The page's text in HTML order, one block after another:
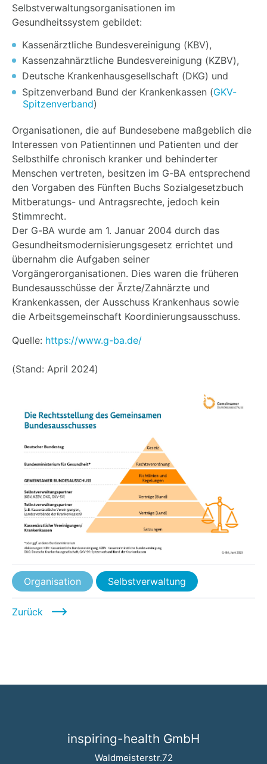
Selbstverwaltungsorganisationen im
Gesundheitssystem gebildet:
Kassenärztliche Bundesvereinigung (KBV),
Kassenzahnärztliche Bundesvereinigung (KZBV),
Deutsche Krankenhausgesellschaft (DKG) und
Spitzenverband Bund der Krankenkassen (GKV-
Spitzenverband)
Organisationen, die auf Bundesebene maßgeblich die
Interessen von Patientinnen und Patienten und der
Selbsthilfe chronisch kranker und behinderter
Menschen vertreten, besitzen im G-BA entsprechend
den Vorgaben des Fünften Buchs Sozialgesetzbuch
Mitberatungs- und Antragsrechte, jedoch kein
Stimmrecht.
Der G-BA wurde am 1. Januar 2004 durch das
Gesundheitsmodernisierungsgesetz errichtet und
übernahm die Aufgaben seiner
Vorgängerorganisationen. Dies waren die früheren
Bundesausschüsse der Ärzte/Zahnärzte und
Krankenkassen, der Ausschuss Krankenhaus sowie
die Arbeitsgemeinschaft Koordinierungsausschuss.
Quelle: https://www.g-ba.de/
(Stand: April 2024)
Organisation Selbstverwaltung
Zurück
inspiring-health GmbH
Waldmeisterstr.72